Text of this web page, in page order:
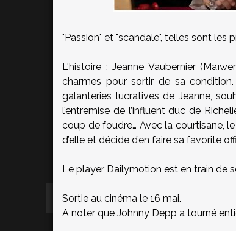
"Passion" et "scandale", telles sont les
L'histoire : Jeanne Vaubernier
charmes pour sortir de sa
galanteries lucratives de Jeanne,
l’entremise de l’influent duc de
coup de foudre… Avec la courtisane,
d’elle et décide d’en faire sa favorite
Le player Dailymotion est en train de
Sortie au cinéma le 16 mai.
A noter que Johnny Depp a tourné